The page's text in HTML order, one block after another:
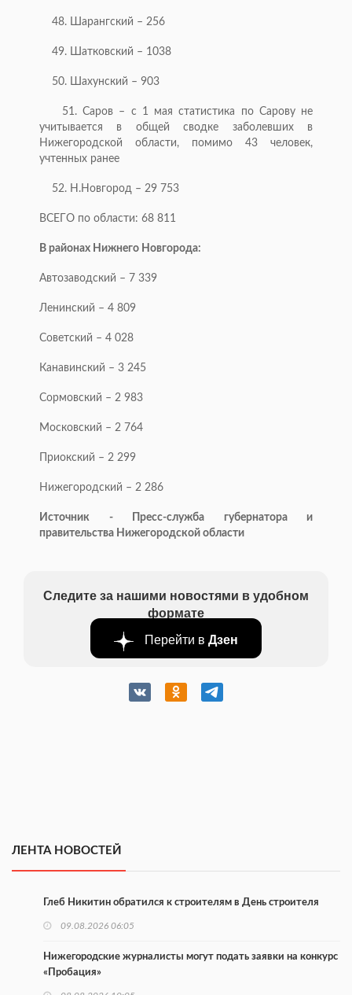
48. Шарангский – 256
49. Шатковский – 1038
50. Шахунский – 903
51. Саров – с 1 мая статистика по Сарову не
учитывается в общей сводке заболевших в
Нижегородской области, помимо 43 человек,
учтенных ранее
52. Н.Новгород – 29 753
ВСЕГО по области: 68 811
В районах Нижнего Новгорода:
Автозаводский – 7 339
Ленинский – 4 809
Советский – 4 028
Канавинский – 3 245
Сормовский – 2 983
Московский – 2 764
Приокский – 2 299
Нижегородский – 2 286
Источник - Пресс-служба губернатора и
правительства Нижегородской области
Следите за нашими новостями в удобном
формате
Перейти в Дзен
ЛЕНТА НОВОСТЕЙ
Глеб Никитин обратился к строителям в День строителя
09.08.2026 06:05
Нижегородские журналисты могут подать заявки на конкурс
«Пробация»